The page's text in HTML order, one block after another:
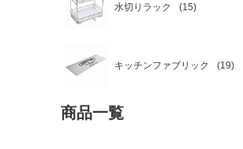
水切りラック
キッチンファブリック
商品一覧